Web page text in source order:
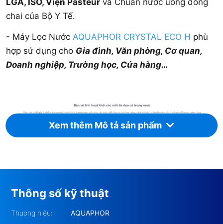
LGA, ISO, Viện Pasteur và Chuẩn nước uống đóng
chai của Bộ Y Tế.
- Máy Lọc Nước AQUAPHOR CRYSTAL ECO H phù
hợp sử dụng cho Gia đình, Văn phòng, Cơ quan,
Doanh nghiệp, Trường học, Cửa hàng…
Xem thêm Mô tả sản phẩm
Thông số kỹ thuật
Thương hiệu:
AQUAPHOR